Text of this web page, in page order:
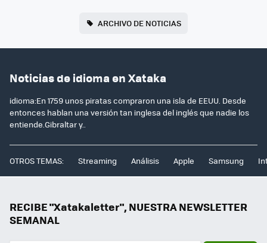
ARCHIVO DE NOTICIAS
Noticias de idioma en Xataka
idioma:En 1759 unos piratas compraron una isla de EEUU. Desde
entonces hablan una versión tan inglesa del inglés que nadie los
entiende.Gibraltar y..
OTROS TEMAS: Streaming Análisis Apple Samsung
RECIBE "Xatakaletter", NUESTRA NEWSLETTER
SEMANAL